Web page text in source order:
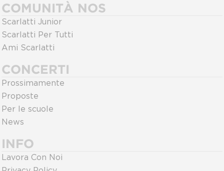
COMUNITÀ NOS
Scarlatti Junior
Scarlatti Per Tutti
Ami Scarlatti
CONCERTI
Prossimamente
Proposte
Per le scuole
News
INFO
Lavora Con Noi